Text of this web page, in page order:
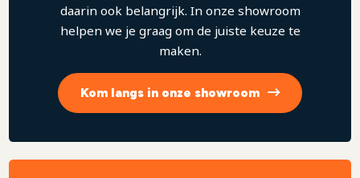
daarin ook belangrijk. In onze showroom
helpen we je graag om de juiste keuze te
maken.
Kom langs in onze showroom